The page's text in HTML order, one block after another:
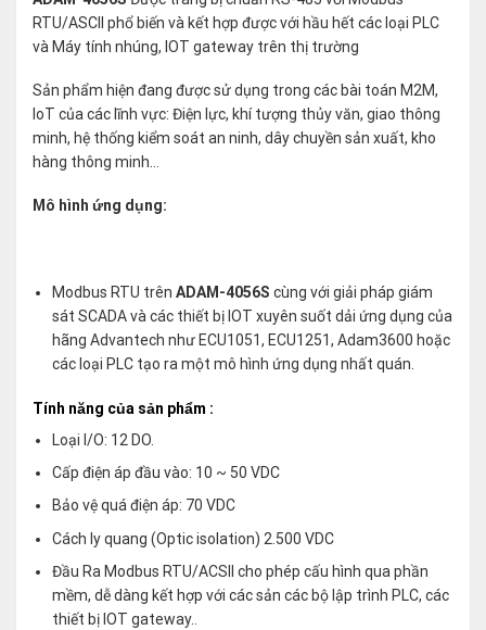
RTU/ASCII phổ biến và kết hợp được với hầu hết các loại PLC
và Máy tính nhúng, IOT gateway trên thị trường
Sản phẩm hiện đang được sử dụng trong các bài toán M2M,
IoT của các lĩnh vực: Điện lực, khí tượng thủy văn, giao thông
minh, hệ thống kiểm soát an ninh, dây chuyền sản xuất, kho
hàng thông minh…
Mô hình ứng dụng:
Modbus RTU trênADAM-4056S cùng với giải pháp giám
sát SCADA và các thiết bị IOT xuyên suốt dải ứng dụng của
hãng Advantech như ECU1051, ECU1251, Adam3600 hoặc
các loại PLC tạo ra một mô hình ứng dụng nhất quán.
Tính năng của sản phẩm :
Loại I/O: 12 DO.
Cấp điện áp đầu vào: 10 ~ 50 VDC
Bảo vệ quá điện áp: 70 VDC
Cách ly quang (Optic isolation) 2.500 VDC
Đầu Ra Modbus RTU/ACSII cho phép cấu hình qua phần
mềm, dễ dàng kết hợp với các sản các bộ lập trình PLC, các
thiết bị IOT gateway..